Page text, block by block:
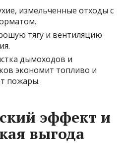
измельченные отходы с
тягу и вентиляцию
дымоходов и
экономит топливо и
пожары.
эффект и
выгода